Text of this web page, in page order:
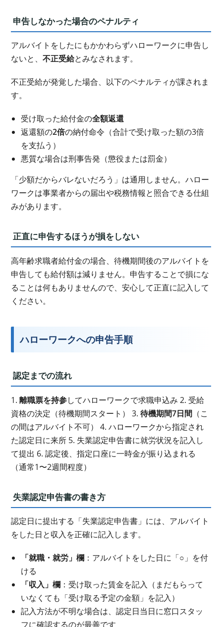
申告しなかった場合のペナルティ
アルバイトをしたにもかかわらずハローワークに申告し
ないと、不正受給とみなされます。
不正受給が発覚した場合、以下のペナルティが課されま
す。
受け取った給付金の全額返還
返還額の2倍の納付命令（合計で受け取った額の3倍
を支払う）
悪質な場合は刑事告発（懲役または罰金）
「少額だからバレないだろう」は通用しません。ハロー
ワークは事業者からの届出や税務情報と照合できる仕組
みがあります。
正直に申告するほうが損をしない
高年齢求職者給付金の場合、待機期間後のアルバイトを
申告しても給付額は減りません。申告することで損にな
ることは何もありませんので、安心して正直に記入して
ください。
ハローワークへの申告手順
認定までの流れ
1.離職票を持参してハローワークで求職申込み 2. 受給
資格の決定（待機期間スタート） 3.待機期間7日間 （こ
の間はアルバイト不可） 4. ハローワークから指定され
た認定日に来所 5. 失業認定申告書に就労状況を記入し
て提出 6. 認定後、指定口座に一時金が振り込まれる
（通常1〜2週間程度）
失業認定申告書の書き方
認定日に提出する「失業認定申告書」には、アルバイト
をした日と収入を正確に記入します。
「就職・就労」欄 ：アルバイトをした日に「○」を付
ける
「収入」欄 ：受け取った賃金を記入（まだもらって
いなくても「受け取る予定の金額」を記入）
記入方法が不明な場合は、認定日当日に窓口スタッ
フに確認するのが最善です